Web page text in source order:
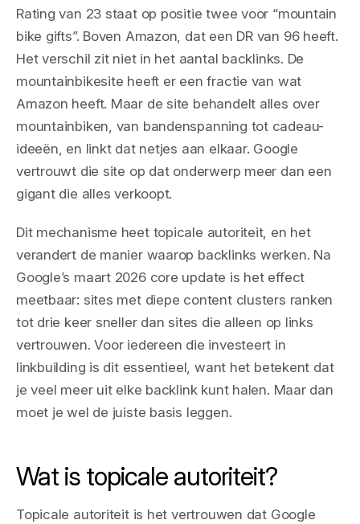
Rating van 23 staat op positie twee voor “mountain
bike gifts”. Boven Amazon, dat een DR van 96 heeft.
Het verschil zit niet in het aantal backlinks. De
mountainbikesite heeft er een fractie van wat
Amazon heeft. Maar de site behandelt alles over
mountainbiken, van bandenspanning tot cadeau-
ideeën, en linkt dat netjes aan elkaar. Google
vertrouwt die site op dat onderwerp meer dan een
gigant die alles verkoopt.
Dit mechanisme heet topicale autoriteit, en het
verandert de manier waarop backlinks werken. Na
Google’s maart 2026 core update is het effect
meetbaar: sites met diepe content clusters ranken
tot drie keer sneller dan sites die alleen op links
vertrouwen. Voor iedereen die investeert in
linkbuilding is dit essentieel, want het betekent dat
je veel meer uit elke backlink kunt halen. Maar dan
moet je wel de juiste basis leggen.
Wat is topicale autoriteit?
Topicale autoriteit is het vertrouwen dat Google